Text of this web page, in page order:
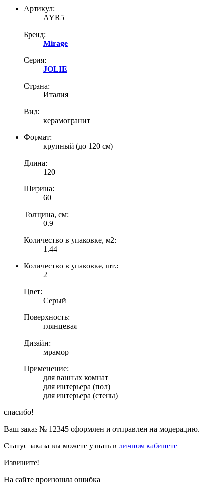
Артикул:
AYR5
Бренд:
Mirage
Серия:
JOLIE
Страна:
Италия
Вид:
керамогранит
Формат:
крупный (до 120 см)
Длина:
120
Ширина:
60
Толщина, см:
0.9
Количество в упаковке, м2:
1.44
Количество в упаковке, шт.:
2
Цвет:
Серый
Поверхность:
глянцевая
Дизайн:
мрамор
Применение:
для ванных комнат
для интерьера (пол)
для интерьера (стены)
спасибо!
Ваш заказ № 12345 оформлен и отправлен на модерацию.
Статус заказа вы можете узнать в личном кабинете
Извините!
На сайте произошла ошибка